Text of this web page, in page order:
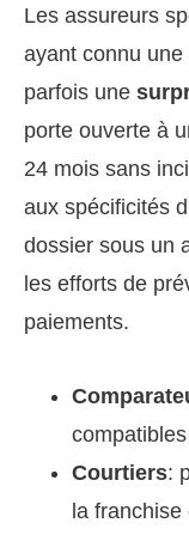
Les assureurs
ayant connu
parfois une
porte ouverte à
24 mois sans
aux spécificités
dossier sous un
les efforts de
paiements.
Courtiers:
la franchise